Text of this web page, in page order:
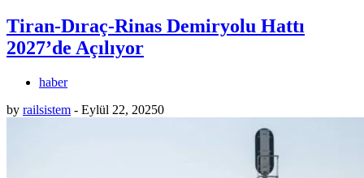
Tiran-Dıraç-Rinas Demiryolu Hattı
2027’de Açılıyor
haber
by railsistem - Eylül 22, 20250